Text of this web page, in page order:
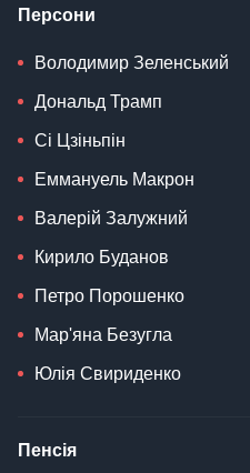
Персони
Володимир Зеленський
Дональд Трамп
Сі Цзіньпін
Еммануель Макрон
Валерій Залужний
Кирило Буданов
Петро Порошенко
Мар'яна Безугла
Юлія Свириденко
Пенсія